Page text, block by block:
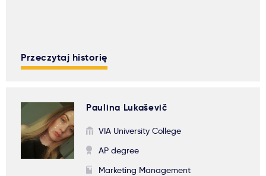
Przeczytaj historię
Paulina Lukaševič
VIA University College
AP degree
Marketing Management